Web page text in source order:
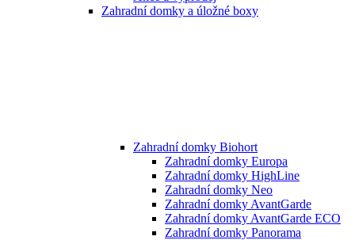
Zahradní domky a úložné boxy
Zahradní domky Biohort
Zahradní domky Europa
Zahradní domky HighLine
Zahradní domky Neo
Zahradní domky AvantGarde
Zahradní domky AvantGarde ECO
Zahradní domky Panorama